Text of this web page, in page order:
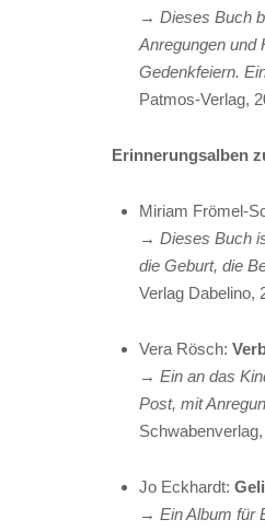
→ Dieses Buch
Anregungen und
Gedenkfeiern.
Patmos-Verlag,
Erinnerungsalben
Miriam Frömel-
→ Dieses Buch
die Geburt, die
Verlag Dabelino,
Vera Rösch:
→ Ein an das
Post, mit
Jo Eckhardt:
→ Ein Album für